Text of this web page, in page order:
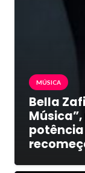
MÚSICA
Bella